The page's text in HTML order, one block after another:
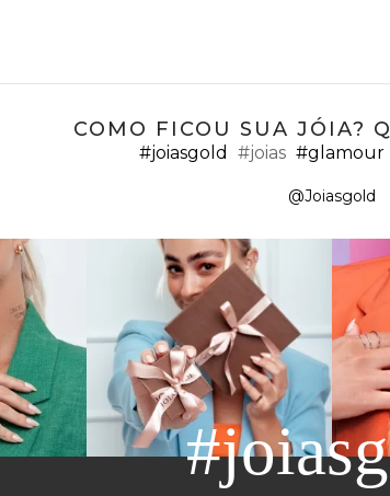
COMO FICOU SUA JÓIA?
#joiasgold #joias #glamour
@Joiasgold